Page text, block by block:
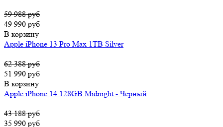
59 988 руб
49 990 руб
В корзину
Apple iPhone 13 Pro Max 1TB Silver
62 388 руб
51 990 руб
В корзину
Apple iPhone 14 128GB Midnight - Черный
43 188 руб
35 990 руб